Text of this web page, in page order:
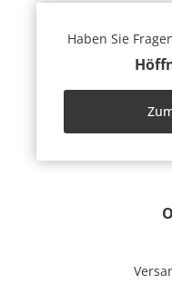
Haben Sie